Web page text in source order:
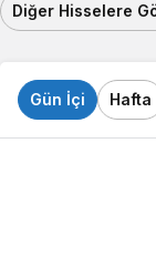
Diğer Hisselere
Gün İçi Hafta